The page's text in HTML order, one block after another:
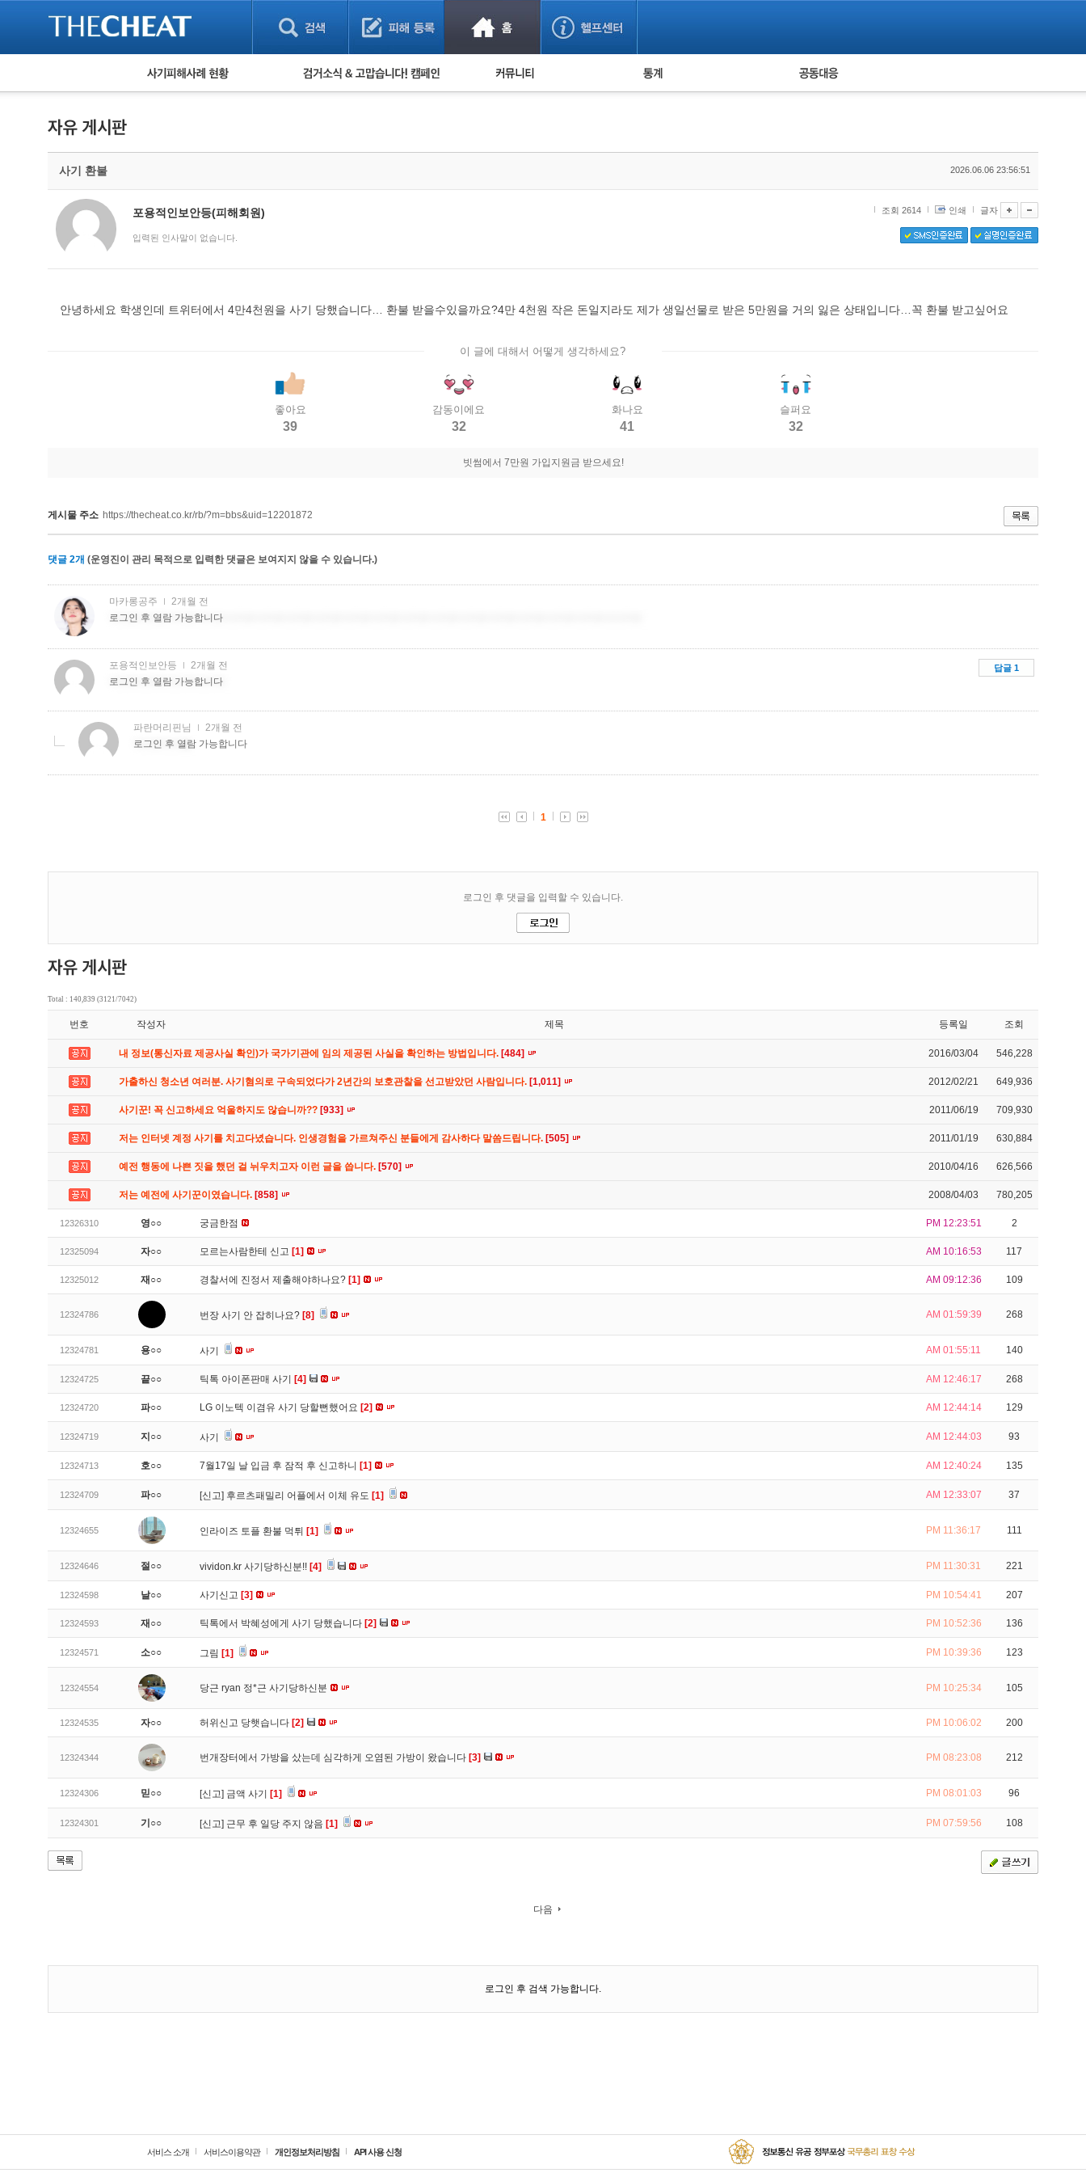
피해사례 현황
유해사이트 목록
비공개 피해사례
워킹홀리데이 피해사례
검거 소식 사기 예방했어요! 누적 피해사례 통계 피해자 공동대응
사기 환불 2026.06.06 23:56:51
포용적인보안등(피해회원)
입력된 인사말이 없습니다.
조회 2614 인쇄 글자
안녕하세요 학생인데 트위터에서 4만4천원을 사기 당했습니다… 환불 받을수있을까요?4만 4천원 작은 돈일지라도 제가 생일선물로 받은 5만원을 거의 잃은 상태입니다…꼭 환불 받고싶어요
이 글에 대해서 어떻게 생각하세요?
좋아요
39
감동이에요
32
화나요
41
슬퍼요
32
빗썸에서 7만원 가입지원금 받으세요!
게시물 주소 https://thecheat.co.kr/rb/?m=bbs&uid=12201872
댓글 2개 (운영진이 관리 목적으로 입력한 댓글은 보여지지 않을 수 있습니다.)
Total : 140,839 (3121/7042)
번호 작성자 제목 등록일 조회
내 정보(통신자료 제공사실 확인)가 국가기관에 임의 제공된 사실을 확인하는 방법입니다. [484] 2016/03/04 546,228
가출하신 청소년 여러분. 사기혐의로 구속되었다가 2년간의 보호관찰을 선고받았던 사람입니다. [1,011] 2012/02/21 649,936
사기꾼! 꼭 신고하세요 억울하지도 않습니까?? [933] 2011/06/19 709,930
저는 인터넷 계정 사기를 치고다녔습니다. 인생경험을 가르쳐주신 분들에게 감사하다 말씀드립니다. [505] 2011/01/19 630,884
예전 행동에 나쁜 짓을 했던 걸 뉘우치고자 이런 글을 씁니다. [570] 2010/04/16 626,566
저는 예전에 사기꾼이였습니다. [858] 2008/04/03 780,205
12326310 영○○ 궁금한점 PM 12:23:51 2
12325094 자○○ 모르는사람한테 신고 [1] AM 10:16:53 117
12325012 재○○ 경찰서에 진정서 제출해야하나요? [1] AM 09:12:36 109
12324786 번장 사기 안 잡히나요? [8] AM 01:59:39 268
12324781 용○○ 사기 AM 01:55:11 140
12324725 끝○○ 틱톡 아이폰판매 사기 [4] AM 12:46:17 268
12324720 파○○ LG 이노텍 이겸유 사기 당할뻔했어요 [2] AM 12:44:14 129
12324719 지○○ 사기 AM 12:44:03 93
12324713 호○○ 7월17일 날 입금 후 잠적 후 신고하니 [1] AM 12:40:24 135
12324709 파○○ [신고] 후르츠패밀리 어플에서 이체 유도 [1] AM 12:33:07 37
12324655 인라이즈 토플 환불 먹튀 [1] PM 11:36:17 111
12324646 절○○ vividon.kr 사기당하신분!! [4] PM 11:30:31 221
12324598 날○○ 사기신고 [3] PM 10:54:41 207
12324593 재○○ 틱톡에서 박혜성에게 사기 당했습니다 [2] PM 10:52:36 136
12324571 소○○ 그림 [1] PM 10:39:36 123
12324554 당근 ryan 정*근 사기당하신분 PM 10:25:34 105
12324535 자○○ 허위신고 당햇습니다 [2] PM 10:06:02 200
12324344 번개장터에서 가방을 샀는데 심각하게 오염된 가방이 왔습니다 [3] PM 08:23:08 212
12324306 믿○○ [신고] 금액 사기 [1] PM 08:01:03 96
12324301 기○○ [신고] 근무 후 일당 주지 않음 [1] PM 07:59:56 108
다음
로그인 후 검색 가능합니다.
서비스 소개 서비스이용약관 개인정보처리방침 API 사용 신청